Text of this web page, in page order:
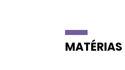
MATÉRIAS